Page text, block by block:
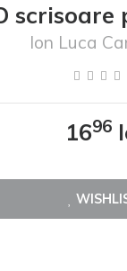
scrisoare
Ion Luca
1696